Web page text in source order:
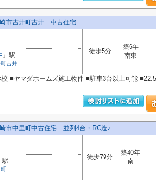
市吉井町吉井 中古住宅
」駅
町吉井
徒歩5分
築6年
南東
■ヤマダホームズ施工物件 ■駐車3台以上可能
市中里町中古住宅 並列4台・RC造♪
駅
町
徒歩79分
築40年
南